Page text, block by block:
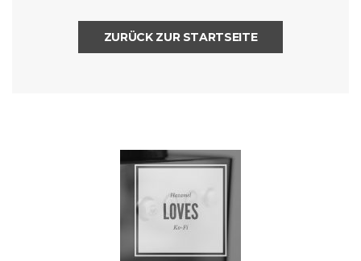
ZURÜCK ZUR STARTSEITE